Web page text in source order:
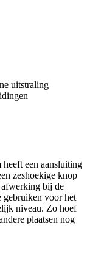
uitstraling
een aansluiting
zeshoekige knop
afwerking bij de
gebruiken voor het
niveau. Zo hoef
plaatsen nog